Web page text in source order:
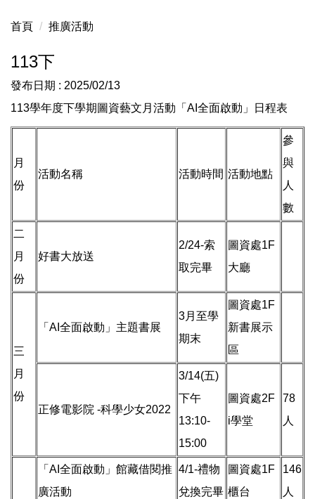
首頁 推廣活動
113下
發布日期 : 2025/02/13
113學年度下學期圖資藝文月活動「AI全面啟動」日程表
月
份
活動名稱 活動時間 活動地點
參
與
人
數
二
月
份
好書大放送
2/24-索
取完畢
圖資處1F
大廳
三
月
份
「AI全面啟動」主題書展
3月至學
期末
圖資處1F
新書展示
區
正修電影院 -科學少女2022
3/14(五)
下午
13:10-
15:00
圖資處2F
i學堂
78
人
「AI全面啟動」館藏借閱推
廣活動
4/1-禮物
兌換完畢
圖資處1F
櫃台
146
人